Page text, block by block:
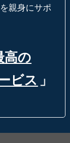
親身にサポ
高の
ビス 」